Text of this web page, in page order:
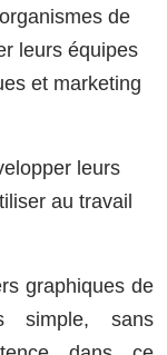
de
leurs équipes
et marketing
leurs
au travail
graphiques de
simple, sans